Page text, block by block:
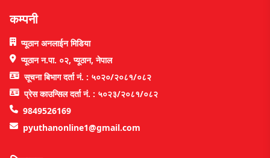
कम्पनी
प्यूठान अनलाईन मिडिया
प्यूठान न.पा. ०२, प्यूठान, नेपाल
सूचना बिभाग दर्ता नं. : ५०२०/२०८१/०८२
प्रेस काउन्सिल दर्ता नं. : ५०२३/२०८१/०८२
9849526169
pyuthanonline1@gmail.com